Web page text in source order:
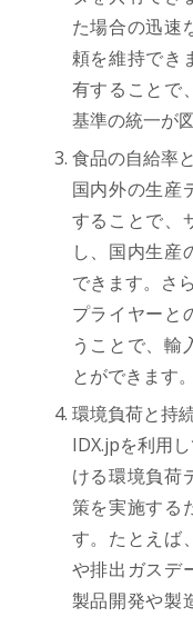
た場合の迅速
頼を維持でき
有することで
基準の統一が
食品の自給率
国内外の生産
することで、
し、国内生産
できます。さ
プライヤーと
うことで、輸
とができます。
環境負荷と持
IDX.jpを利用
ける環境負荷
策を実施する
す。たとえば
や排出ガスデ
製品開発や製